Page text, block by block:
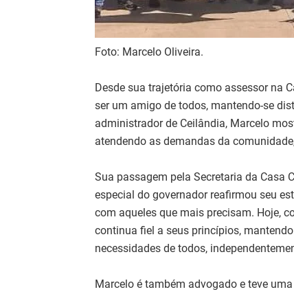
Foto: Marcelo Oliveira.
Desde sua trajetória como assessor na
ser um amigo de todos, mantendo-se
administrador de Ceilândia, Marcelo
atendendo as demandas da
Sua passagem pela Secretaria da Casa
especial do governador reafirmou seu
com aqueles que mais precisam. Hoje,
continua fiel a seus princípios,
necessidades de todos,
Marcelo é também advogado e teve